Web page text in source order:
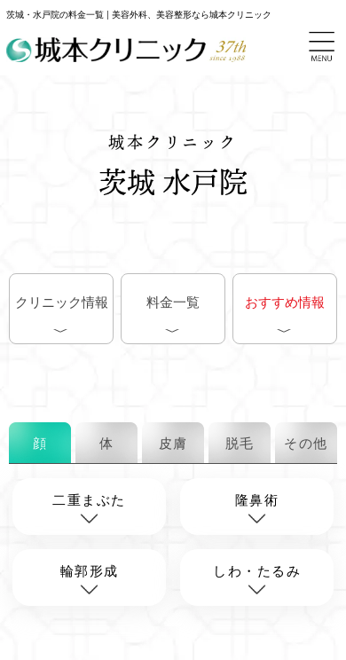
茨城・水戸院の料金一覧 | 美容外科、美容整形なら城本クリニック
城本クリニック
茨城 水戸院
クリニック情報 料金一覧 おすすめ情報
顔 体 皮膚 脱毛 その他
二重まぶた 隆鼻術
輪郭形成 しわ・たるみ